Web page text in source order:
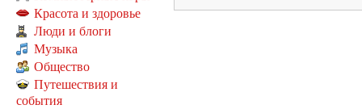
Красота и здоровье
Люди и блоги
Музыка
Общество
Путешествия и
события